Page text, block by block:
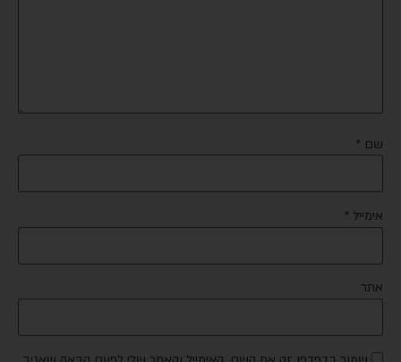
שם*
אימייל*
אתר